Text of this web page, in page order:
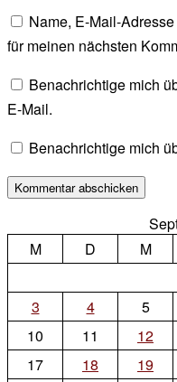
Name, E-Mail-
für meinen nächsten
Benachrichtige mich
E-Mail.
Benachrichtige mich
M
D M
3
4 5
10
11 12
17
18 19